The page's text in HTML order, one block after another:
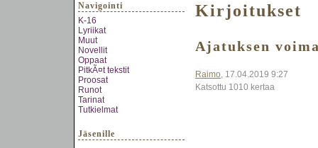
Navigointi
K-16
Lyriikat
Muut
Novellit
Oppaat
PitkÃ¤t tekstit
Proosat
Runot
Tarinat
Tutkielmat
Jäsenille
Kirjoitukset
Ajatuksen
Raimo, 17.04.2019 9:27
Katsottu 1010 kertaa